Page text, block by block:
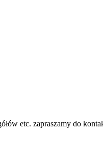
etc. zapraszamy do